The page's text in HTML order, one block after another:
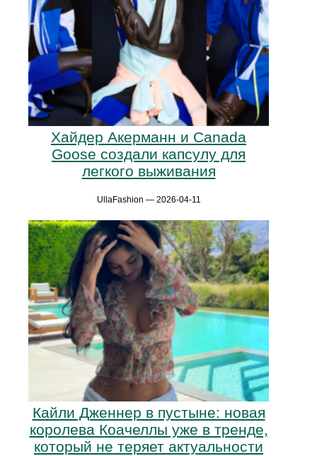
Хайдер Акерманн и Canada
Goose создали капсулу для
легкого выживания
UllaFashion — 2026-04-11
Кайли Дженнер в пустыне: новая
королева Коачеллы уже в тренде,
который не теряет актуальности